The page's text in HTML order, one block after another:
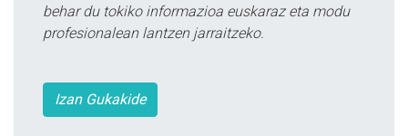
behar du tokiko informazioa euskaraz eta modu
profesionalean lantzen jarraitzeko.
Izan Gukakide